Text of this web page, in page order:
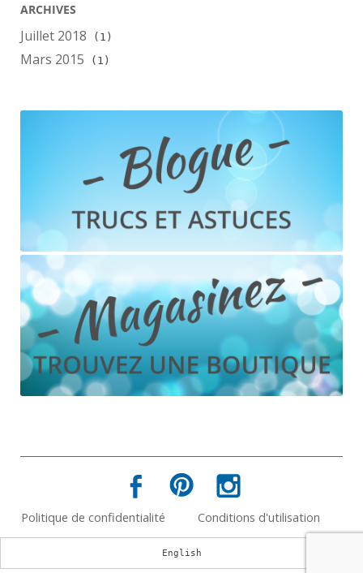
ARCHIVES
Juillet 2018 (1)
Mars 2015 (1)
Politique de confidentialité Conditions d'utilisation
English